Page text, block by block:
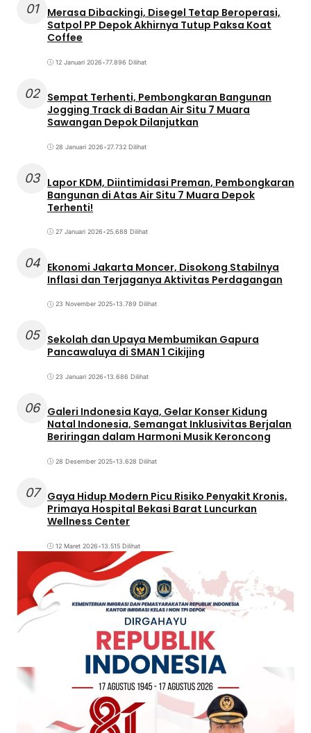
01
Merasa Dibackingi, Disegel Tetap Beroperasi,
Satpol PP Depok Akhirnya Tutup Paksa Koat
Coffee
12 Januari 2026•77.896 Dilihat
02 Sempat Terhenti, Pembongkaran Bangunan
Jogging Track di Badan Air Situ 7 Muara
Sawangan Depok Dilanjutkan
28 Januari 2026•27.732 Dilihat
03 Lapor KDM, Diintimidasi Preman, Pembongkaran
Bangunan di Atas Air Situ 7 Muara Depok
Terhenti!
27 Januari 2026•25.688 Dilihat
04 Ekonomi Jakarta Moncer, Disokong Stabilnya
Inflasi dan Terjaganya Aktivitas Perdagangan
23 November 2025•13.789 Dilihat
05 Sekolah dan Upaya Membumikan Gapura
Pancawaluya di SMAN 1 Cikijing
23 Januari 2026•13.686 Dilihat
06 Galeri Indonesia Kaya, Gelar Konser Kidung
Natal Indonesia, Semangat Inklusivitas Berjalan
Beriringan dalam Harmoni Musik Keroncong
28 Desember 2025•13.628 Dilihat
07
Gaya Hidup Modern Picu Risiko Penyakit Kronis,
Primaya Hospital Bekasi Barat Luncurkan
Wellness Center
12 Maret 2026•13.515 Dilihat